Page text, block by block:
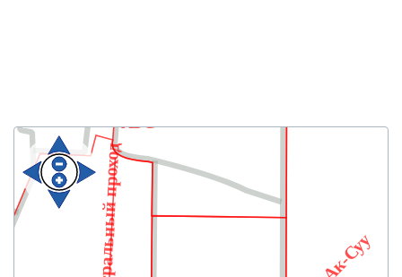
АЗС
Ак-Суу
Центральный проход